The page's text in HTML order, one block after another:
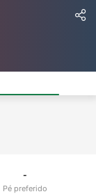
-
Pé preferido